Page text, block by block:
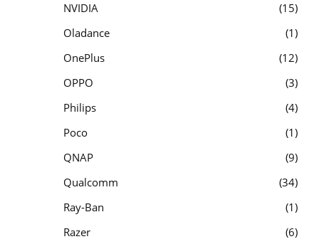
NVIDIA
15
Oladance
1
OnePlus
12
OPPO
3
Philips
4
Poco
1
QNAP
9
Qualcomm
34
Ray-Ban
1
Razer
6